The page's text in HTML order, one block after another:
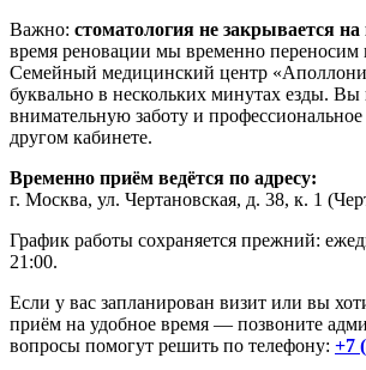
Важно: стоматология не закрывается
время реновации мы временно
Семейный медицинский центр
буквально в нескольких минутах езды. Вы
внимательную заботу и профессиональное
другом кабинете.
Временно приём ведётся по адресу:
г. Москва, ул. Чертановская, д. 38, к. 1
График работы сохраняется прежний:
21:00.
Если у вас запланирован визит или вы
приём на удобное время — позвоните
вопросы помогут решить по телефону: +7